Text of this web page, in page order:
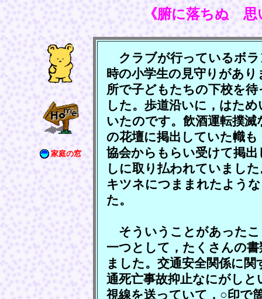
《腑に落ちぬ 思
家庭の窓
クラブが行っているボラ
時の小学生の見守りがあ
所で子どもたちの下校を
した。歩道沿いに，はた
いたのです。飲酒運転撲
の花壇に掲出していた幟
協会からもらい受けて掲
しに取り払われていまし
キツネにつままれたよう
た。
そういうことがあったこ
一つとして，たくさんの
ました。交通安全関係に
通死亡事故抑止なにがし
視線を送っていて，○印で